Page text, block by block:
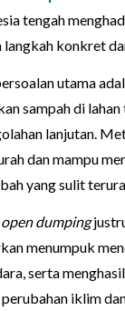
tengah
konkret
utama
sampah di
lanjutan.
dan mampu
yang sulit
open dumping
menumpuk
serta
iklim